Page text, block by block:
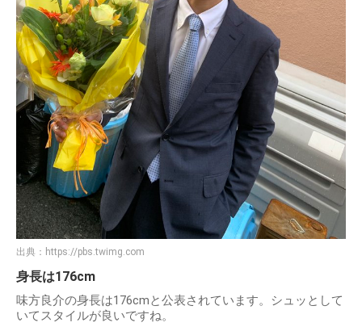
出典： https://pbs.twimg.com
身長は176cm
味方良介の身長は176cmと公表されています。シュッとして
いてスタイルが良いですね。